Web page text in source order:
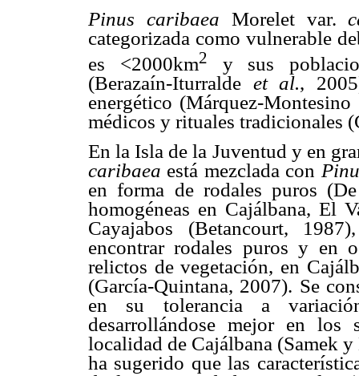
Pinus caribaea Morelet var.
categorizada como vulnerable
es <2000km2
y sus
(Berazaín-Iturralde et al.,
energético (Márquez-Montesino
médicos y rituales tradicionales
En la Isla de la Juventud y en
caribaea está mezclada con
en forma de rodales puros
homogéneas en Cajálbana, El
Cayajabos (Betancourt,
encontrar rodales puros y en
relictos de vegetación, en
(García-Quintana, 2007). Se
en su tolerancia a
desarrollándose mejor en
localidad de Cajálbana (Samek
ha sugerido que las